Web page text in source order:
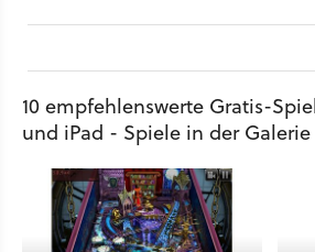
10 empfehlenswerte Gratis-
und iPad - Spiele in der Galerie